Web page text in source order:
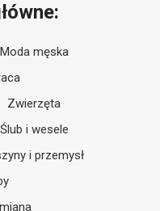
Moda męska
Zwierzęta
Ślub i wesele
i przemysł